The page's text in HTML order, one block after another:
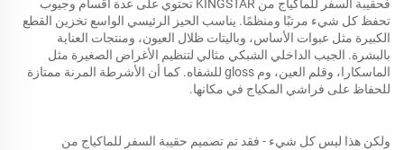
فحقيبة السفر للماكياج من KINGSTAR تحتوي على عدة أقسام وجيوب
تحفظ كل شيء مرتبًا ومنظمًا. يناسب الحيز الرئيسي الواسع تخزين القطع
الكبيرة مثل عبوات الأساس، وباليتات ظلال العيون، ومنتجات العناية
بالبشرة. الجيب الداخلي الشبكي مثالي لتنظيم الأغراض الصغيرة مثل
الماسكارا، وقلم العين، وم gloss للشفاه. كما أن الأشرطة المرنة ممتازة
للحفاظ على فراشي المكياج في مكانها.
ولكن هذا ليس كل شيء - فقد تم تصميم حقيبة السفر للماكياج من